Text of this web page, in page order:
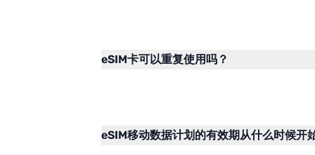
eSIM卡可以重复使用吗？
eSIM移动数据计划的有效期从什么时候开